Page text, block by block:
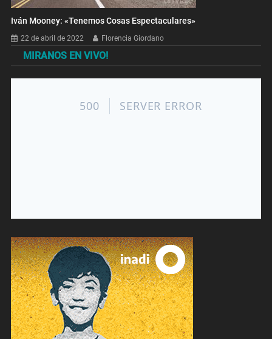
Iván Mooney: «Tenemos Cosas Espectaculares»
22 de abril de 2022 Florencia Giordano
MIRANOS EN VIVO!